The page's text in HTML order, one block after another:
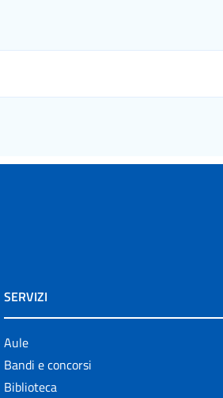
SERVIZI
Aule
Bandi e concorsi
Biblioteca